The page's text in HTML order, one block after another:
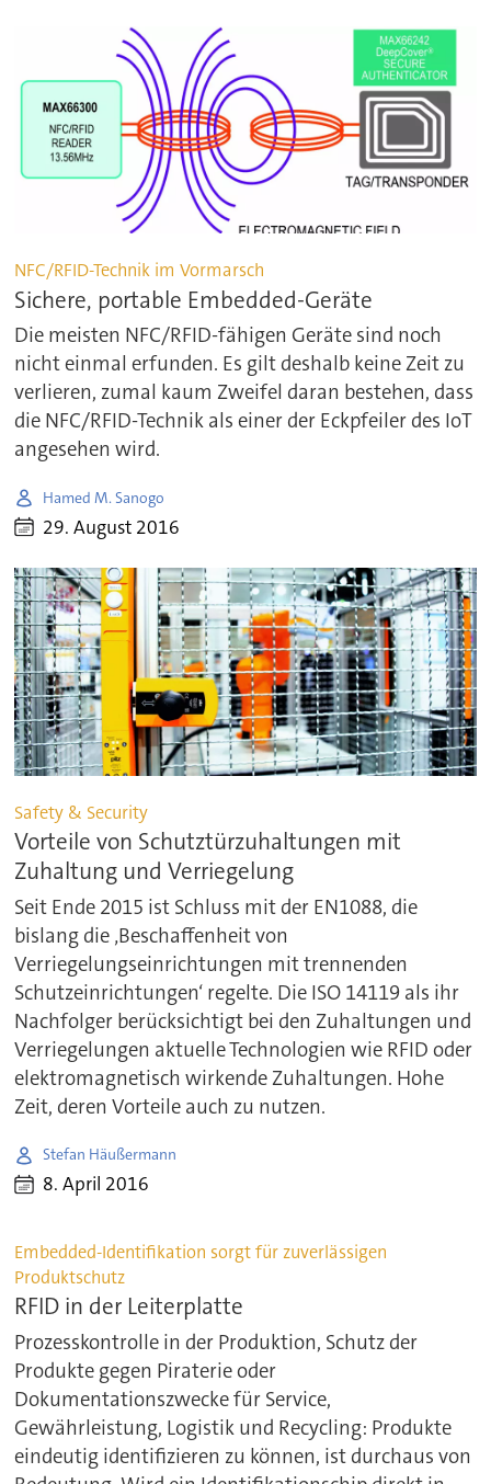
NFC/RFID-Technik im Vormarsch
Sichere, portable Embedded-Geräte
Die meisten NFC/RFID-fähigen Geräte sind noch
nicht einmal erfunden. Es gilt deshalb keine Zeit zu
verlieren, zumal kaum Zweifel daran bestehen, dass
die NFC/RFID-Technik als einer der Eckpfeiler des IoT
angesehen wird.
Hamed M. Sanogo
29. August 2016
Safety & Security
Vorteile von Schutztürzuhaltungen mit
Zuhaltung und Verriegelung
Seit Ende 2015 ist Schluss mit der EN1088, die
bislang die ‚Beschaffenheit von
Verriegelungseinrichtungen mit trennenden
Schutzeinrichtungen‘ regelte. Die ISO 14119 als ihr
Nachfolger berücksichtigt bei den Zuhaltungen und
Verriegelungen aktuelle Technologien wie RFID oder
elektromagnetisch wirkende Zuhaltungen. Hohe
Zeit, deren Vorteile auch zu nutzen.
Stefan Häußermann
8. April 2016
Embedded-Identifikation sorgt für zuverlässigen
Produktschutz
RFID in der Leiterplatte
Prozesskontrolle in der Produktion, Schutz der
Produkte gegen Piraterie oder
Dokumentationszwecke für Service,
Gewährleistung, Logistik und Recycling: Produkte
eindeutig identifizieren zu können, ist durchaus von